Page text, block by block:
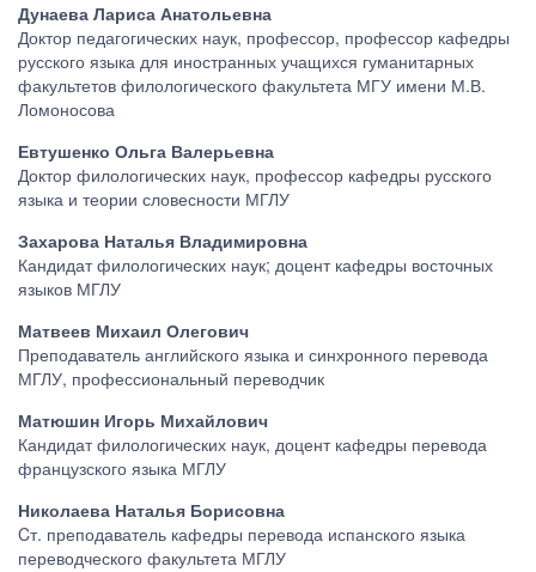
Дунаева Лариса Анатольевна
Доктор педагогических наук, профессор, профессор кафедры
русского языка для иностранных учащихся гуманитарных
факультетов филологического факультета МГУ имени М.В.
Ломоносова
Евтушенко Ольга Валерьевна
Доктор филологических наук, профессор кафедры русского
языка и теории словесности МГЛУ
Захарова Наталья Владимировна
Кандидат филологических наук; доцент кафедры восточных
языков МГЛУ
Матвеев Михаил Олегович
Преподаватель английского языка и синхронного перевода
МГЛУ, профессиональный переводчик
Матюшин Игорь Михайлович
Кандидат филологических наук, доцент кафедры перевода
французского языка МГЛУ
Николаева Наталья Борисовна
Cт. преподаватель кафедры перевода испанского языка
переводческого факультета МГЛУ